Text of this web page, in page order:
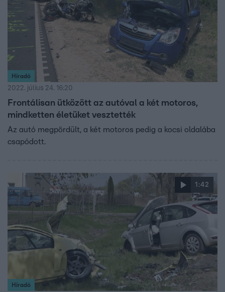
Híradó
2022. július 24. 16:20
Frontálisan ütközött az autóval a két motoros,
mindketten életüket vesztették
Az autó megpördült, a két motoros pedig a kocsi oldalába
csapódott.
1:42
Híradó